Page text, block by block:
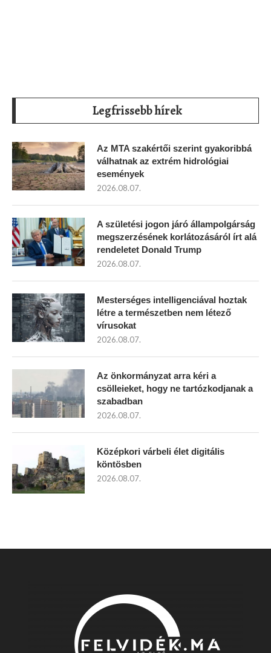
Legfrissebb hírek
Az MTA szakértői szerint gyakoribbá
válhatnak az extrém hidrológiai
események
2026.08.07.
A születési jogon járó állampolgárság
megszerzésének korlátozásáról írt alá
rendeletet Donald Trump
2026.08.07.
Mesterséges intelligenciával hoztak
létre a természetben nem létező
vírusokat
2026.08.07.
Az önkormányzat arra kéri a
csölleieket, hogy ne tartózkodjanak a
szabadban
2026.08.07.
Középkori várbeli élet digitális
köntösben
2026.08.07.